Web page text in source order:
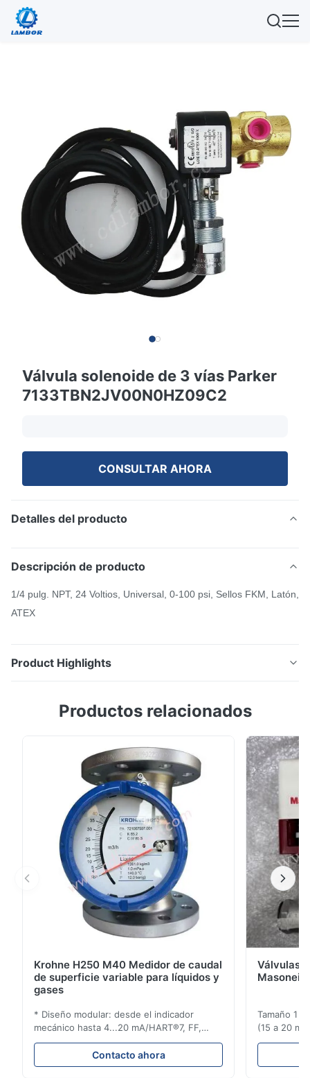
Válvula solenoide de 3 vías Parker
7133TBN2JV00N0HZ09C2
CONSULTAR AHORA
Detalles del producto
Descripción de producto
1/4 pulg. NPT, 24 Voltios, Universal, 0-100 psi, Sellos FKM, Latón,
ATEX
Product Highlights
FKM, Latón, ATEXProductos relacionados
Krohne H250 M40 Medidor de caudal
de superficie variable para líquidos y
gases
* Diseño modular: desde el indicador
mecánico hasta 4...20 mA/HART®7, FF,
Profibus-PA y totalizador * Cualquier
posición de instalación: vertical, horizontal
o en tuberías descendentes * Flange:
Contacto ahora
Válvulas
Tamaño 1
(15 a 20
ensayo de